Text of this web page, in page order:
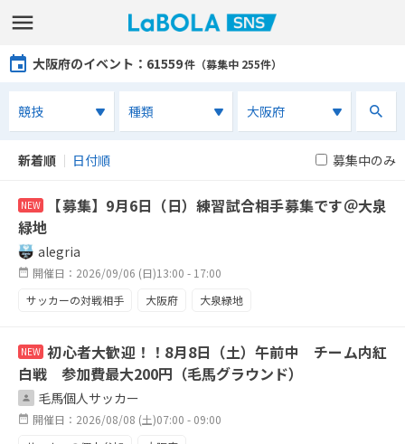
大阪府のイベント ：61559件（募集中 255件）
新着順 ｜ 日付順 募集中のみ
NEW
【募集】9月6日（日）練習試合相手募集です＠大泉
緑地
alegria
開催日：2026/09/06 (日)13:00 - 17:00
サッカーの対戦相手
大阪府 大泉緑地
NEW 初心者大歓迎！！8月8日（土）午前中 チーム内紅
白戦 参加費最大200円（毛馬グラウンド）
毛馬個人サッカー
開催日：2026/08/08 (土)07:00 - 09:00